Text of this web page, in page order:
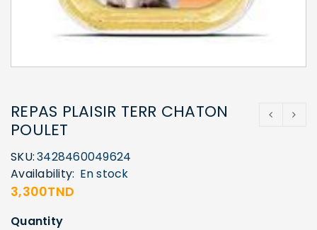
REPAS PLAISIR TERR CHATON
POULET
SKU:3428460049624
Availability: En stock
3,300TND
Quantity